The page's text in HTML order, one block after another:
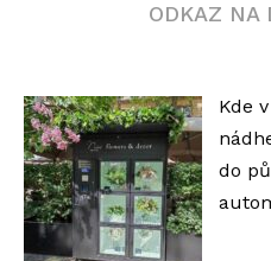
ODKAZ NA
Kde
do